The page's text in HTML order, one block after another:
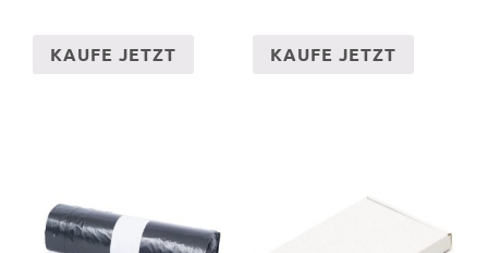
KAUFE JETZT KAUFE JETZT